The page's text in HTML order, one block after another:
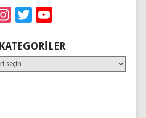
Instagram
Twitter